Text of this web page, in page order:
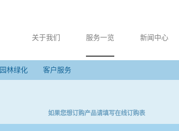
关于我们 服务一览 新闻中心
园林绿化 客户服务
如果您想订购产品请填写在线订购表